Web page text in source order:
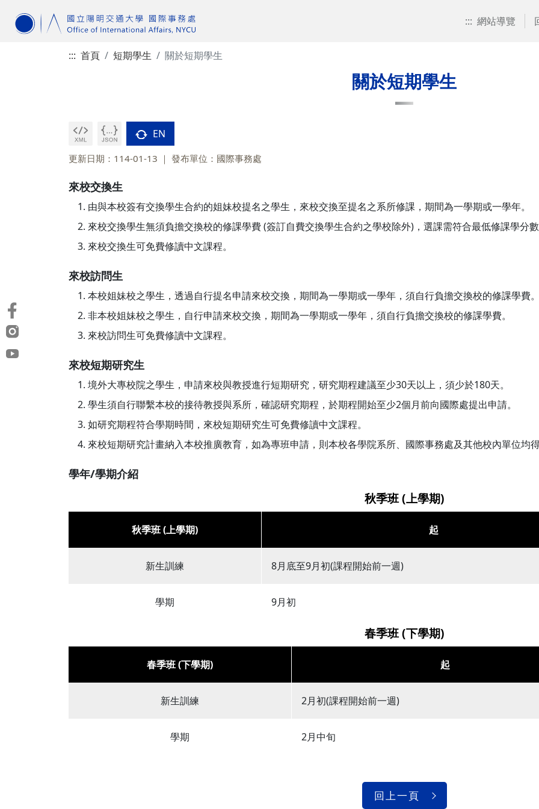
::: 網站導覽
::: 首頁 短期學生 關於短期學生
關於短期學生
EN
更新日期：114-01-13 發布單位：國際事務處
來校交換生
由與本校簽有交換學生合約的姐妹校提名之學生，來校交換至提名之系所修課，期間為一學期或一學年。
來校交換學生無須負擔交換校的修課學費 (簽訂自費交換學生合約之學校除外)，選課需符合最低修課學分數
來校交換生可免費修讀中文課程。
來校訪問生
本校姐妹校之學生，透過自行提名申請來校交換，期間為一學期或一學年，須自行負擔交換校的修課學費。
非本校姐妹校之學生，自行申請來校交換，期間為一學期或一學年，須自行負擔交換校的修課學費。
來校訪問生可免費修讀中文課程。
來校短期研究生
境外大專校院之學生，申請來校與教授進行短期研究，研究期程建議至少30天以上，須少於180天。
學生須自行聯繫本校的接待教授與系所，確認研究期程，於期程開始至少2個月前向國際處提出申請。
如研究期程符合學期時間，來校短期研究生可免費修讀中文課程。
來校短期研究計畫納入本校推廣教育，如為專班申請，則本校各學院系所、國際事務處及其他校內單位均得
學年/學期介紹
秋季班 (上學期)
秋季班 (上學期) 起
新生訓練 8月底至9月初(課程開始前一週)
學期 9月初
春季班 (下學期)
春季班 (下學期) 起
新生訓練 2月初(課程開始前一週)
學期 2月中旬
回上一頁